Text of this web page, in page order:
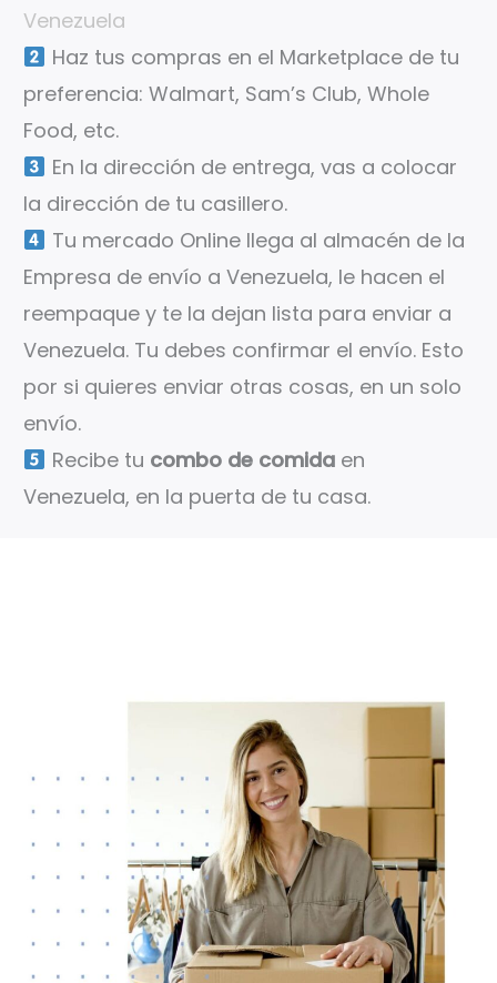
Venezuela
Haz tus compras en el Marketplace de tu
preferencia: Walmart, Sam’s Club, Whole
Food, etc.
En la dirección de entrega, vas a colocar
la dirección de tu casillero.
Tu mercado Online llega al almacén de la
Empresa de envío a Venezuela, le hacen el
reempaque y te la dejan lista para enviar a
Venezuela. Tu debes confirmar el envío. Esto
por si quieres enviar otras cosas, en un solo
envío.
Recibe tu combo de comidaen
Venezuela, en la puerta de tu casa.